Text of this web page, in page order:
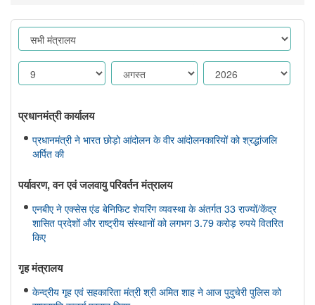
प्रधानमंत्री कार्यालय
प्रधानमंत्री ने भारत छोड़ो आंदोलन के वीर आंदोलनकारियों को श्रद्धांजलि
अर्पित की
पर्यावरण, वन एवं जलवायु परिवर्तन मंत्रालय
एनबीए ने एक्सेस एंड बेनिफिट शेयरिंग व्यवस्था के अंतर्गत 33 राज्यों/केंद्र
शासित प्रदेशों और राष्ट्रीय संस्थानों को लगभग 3.79 करोड़ रुपये वितरित
किए
गृह मंत्रालय
केन्द्रीय गृह एवं सहकारिता मंत्री श्री अमित शाह ने आज पुदुचेरी पुलिस को